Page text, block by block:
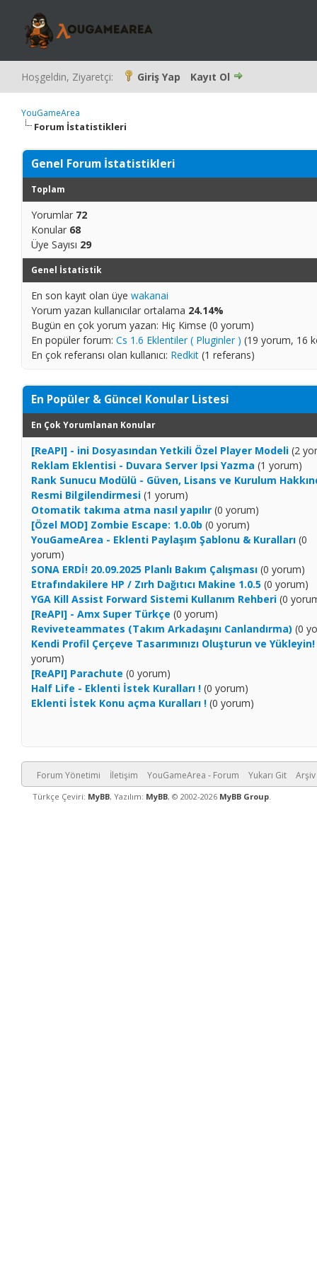
Hoşgeldin, Ziyaretçi: Giriş Yap Kayıt Ol
YouGameArea
Forum İstatistikleri
Genel Forum İstatistikleri
Toplam
Yorumlar 72
Konular 68
Üye Sayısı 29
Genel İstatistik
En son kayıt olan üye wakanai
Yorum yazan kullanıcılar ortalama 24.14%
Bugün en çok yorum yazan: Hiç Kimse (0 yorum)
En popüler forum: Cs 1.6 Eklentiler ( Pluginler ) (19 yorum, 16
En çok referansı olan kullanıcı: Redkit (1 referans)
En Popüler & Güncel Konular Listesi
En Çok Yorumlanan Konular
[ReAPI] - ini Dosyasından Yetkili Özel Player Modeli (2
Reklam Eklentisi - Duvara Server Ipsi Yazma (1 yorum)
Rank Sunucu Modülü - Güven, Lisans ve Kurulum
Resmi Bilgilendirmesi (1 yorum)
Otomatik takıma atma nasıl yapılır (0 yorum)
[Özel MOD] Zombie Escape: 1.0.0b (0 yorum)
YouGameArea - Eklenti Paylaşım Şablonu & Kuralları (0
yorum)
SONA ERDİ! 20.09.2025 Planlı Bakım Çalışması (0 yorum)
Etrafındakilere HP / Zırh Dağıtıcı Makine 1.0.5 (0 yorum)
YGA Kill Assist Forward Sistemi Kullanım Rehberi (0
[ReAPI] - Amx Super Türkçe (0 yorum)
Reviveteammates (Takım Arkadaşını Canlandırma) (0
Kendi Profil Çerçeve Tasarımınızı Oluşturun ve Yükleyin!
yorum)
[ReAPI] Parachute (0 yorum)
Half Life - Eklenti İstek Kuralları ! (0 yorum)
Eklenti İstek Konu açma Kuralları ! (0 yorum)
Forum Yönetimi İletişim YouGameArea - Forum Yukarı Git Arşiv
Türkçe Çeviri: MyBB, Yazılım: MyBB, © 2002-2026 MyBB Group